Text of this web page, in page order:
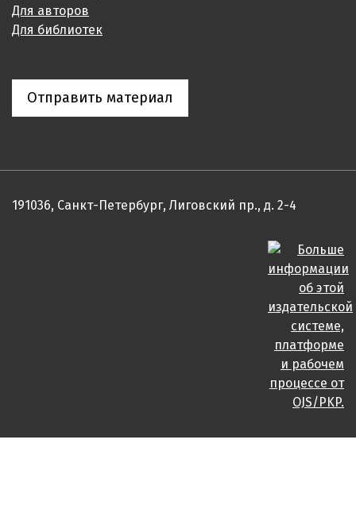
Для авторов
Для библиотек
Отправить материал
191036, Санкт-Петербург, Лиговский пр., д. 2-4